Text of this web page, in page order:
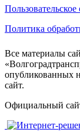
Политика
Все материалы
опубликованных
сайт.
Официальный